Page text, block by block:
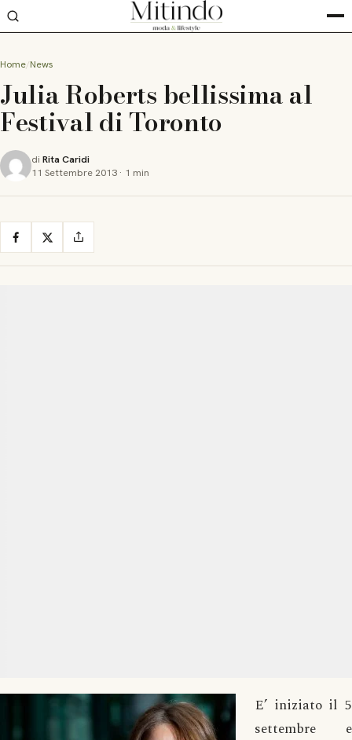
Home News
Julia Roberts bellissima al
Festival di Toronto
di Rita Caridi
11 Settembre 2013 · 1 min
E’ iniziato il 5
settembre e